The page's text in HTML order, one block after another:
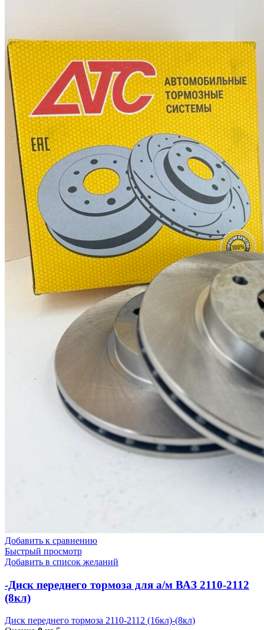
Добавить к сравнению
Быстрый просмотр
Добавить в список желаний
-Диск переднего тормоза для а/м ВАЗ 2110-2112
(8кл)
Диск переднего тормоза 2110-2112 (16кл)-(8кл)